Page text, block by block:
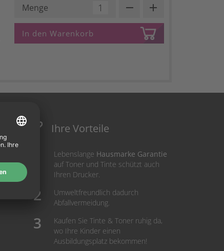
Menge remove add
In den Warenkorb
Ihre Vorteile
Lebenslange Hausmarke Garantie
auf Toner und Tinte schützt auch
Ihren Drucker.
Umweltfreundlich dadurch
Abfallvermeidung.
Kaufen Sie Tinte & Toner ruhig da,
wo Ihre Kinder einen
Ausbildungsplatz bekommen!